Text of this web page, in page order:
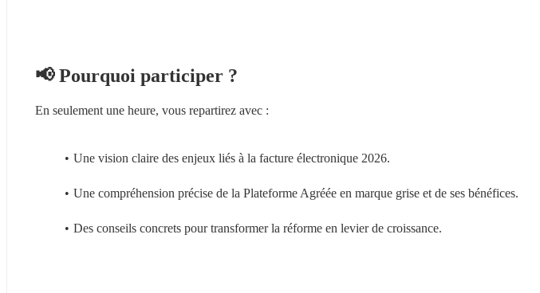
📢 Pourquoi participer ?
En seulement une heure, vous repartirez avec :
Une vision claire des enjeux liés à la facture électronique 2026.
Une compréhension précise de la Plateforme Agréée en marque grise et de ses bénéfices.
Des conseils concrets pour transformer la réforme en levier de croissance.